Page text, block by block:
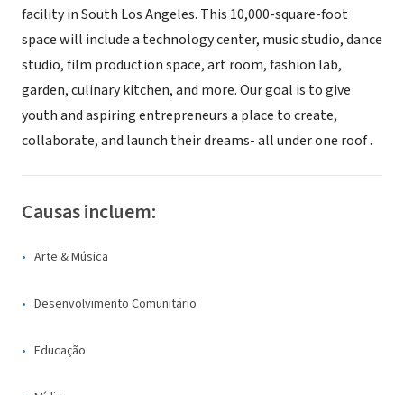
facility in South Los Angeles. This 10,000-square-foot
space will include a technology center, music studio, dance
studio, film production space, art room, fashion lab,
garden, culinary kitchen, and more. Our goal is to give
youth and aspiring entrepreneurs a place to create,
collaborate, and launch their dreams- all under one roof .
Causas incluem:
Arte & Música
Desenvolvimento Comunitário
Educação